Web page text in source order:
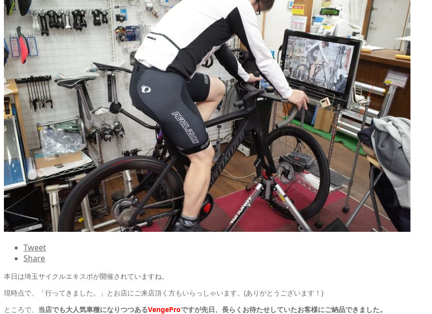
Tweet
Share
本日は埼玉サイクルエキスポが開催されていますね。
現時点で、「行ってきました。」とお店にご来店頂く方もいらっしゃいます。(ありがとうございます！)
ところで、 当店でも大人気車種になりつつあるVengeProですが先日、長らくお待たせしていたお客様にご納品できました。